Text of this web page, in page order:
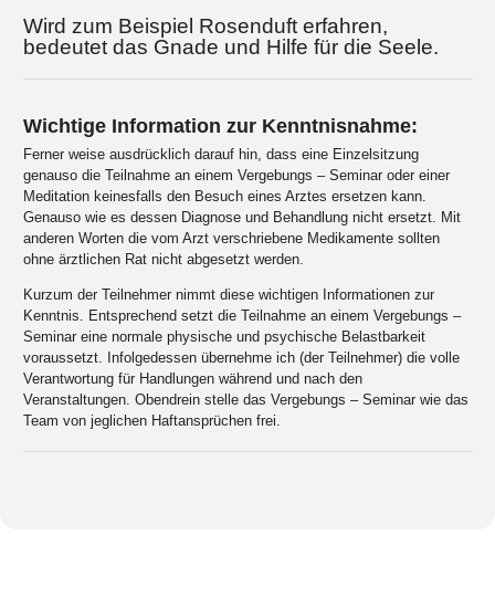
Wird zum Beispiel Rosenduft erfahren,
bedeutet das Gnade und Hilfe für die Seele.
Wichtige Information zur Kenntnisnahme:
Ferner weise ausdrücklich darauf hin, dass eine Einzelsitzung
genauso die Teilnahme an einem Vergebungs – Seminar oder einer
Meditation keinesfalls den Besuch eines Arztes ersetzen kann.
Genauso wie es dessen Diagnose und Behandlung nicht ersetzt. Mit
anderen Worten die vom Arzt verschriebene Medikamente sollten
ohne ärztlichen Rat nicht abgesetzt werden.
Kurzum der Teilnehmer nimmt diese wichtigen Informationen zur
Kenntnis. Entsprechend setzt die Teilnahme an einem Vergebungs –
Seminar eine normale physische und psychische Belastbarkeit
voraussetzt. Infolgedessen übernehme ich (der Teilnehmer) die volle
Verantwortung für Handlungen während und nach den
Veranstaltungen. Obendrein stelle das Vergebungs – Seminar wie das
Team von jeglichen Haftansprüchen frei.